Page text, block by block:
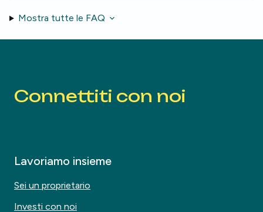
Mostra tutte le FAQ
Connettiti con noi
Lavoriamo insieme
Sei un proprietario
Investi con noi